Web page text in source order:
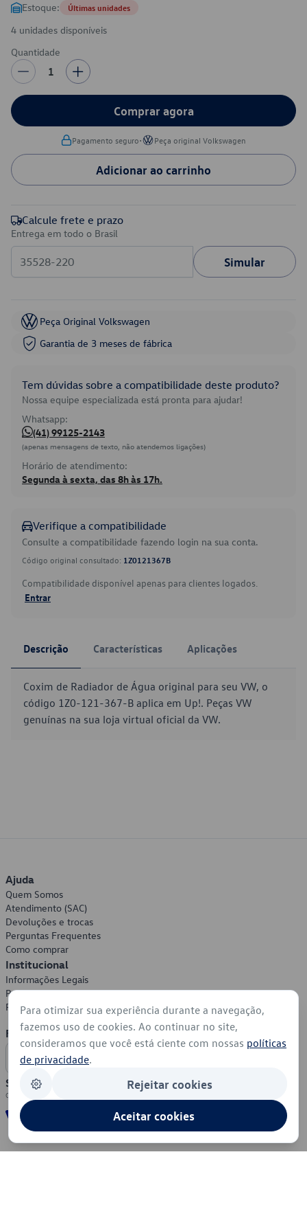
Estoque: Últimas unidades
4 unidades disponíveis
Quantidade
1
Comprar agora
Pagamento seguro• Peça original Volkswagen
Adicionar ao carrinho
Calcule frete e prazo
Entrega em todo o Brasil
Simular
Peça Original Volkswagen
Garantia de 3 meses de fábrica
Tem dúvidas sobre a compatibilidade deste produto?
Nossa equipe especializada está pronta para ajudar!
Whatsapp:
(41) 99125-2143
(apenas mensagens de texto, não atendemos ligações)
Horário de atendimento:
Segunda à sexta, das 8h às 17h.
Verifique a compatibilidade
Consulte a compatibilidade fazendo login na sua conta.
Código original consultado: 1Z0121367B
Compatibilidade disponível apenas para clientes logados.
Entrar
Descrição Características Aplicações
Coxim de Radiador de Água original para seu VW, o
código 1Z0-121-367-B aplica em Up!. Peças VW
genuínas na sua loja virtual oficial da VW.
Ajuda
Quem Somos
Atendimento (SAC)
Devoluções e trocas
Perguntas Frequentes
Como comprar
Institucional
Informações Legais
Política de Privacidade
Política de Cookies
Formas de Pagamento
Segurança
Para otimizar sua experiência durante a navegação,
fazemos uso de cookies. Ao continuar no site,
consideramos que você está ciente com nossas políticas
de privacidade.
Rejeitar cookies
Aceitar cookies